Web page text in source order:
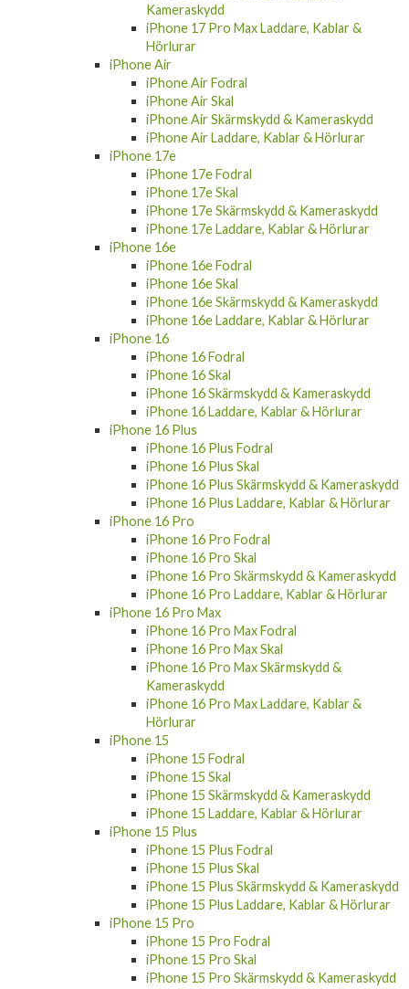
Kameraskydd
iPhone 17 Pro Max Laddare, Kablar &
Hörlurar
iPhone Air
iPhone Air Fodral
iPhone Air Skal
iPhone Air Skärmskydd & Kameraskydd
iPhone Air Laddare, Kablar & Hörlurar
iPhone 17e
iPhone 17e Fodral
iPhone 17e Skal
iPhone 17e Skärmskydd & Kameraskydd
iPhone 17e Laddare, Kablar & Hörlurar
iPhone 16e
iPhone 16e Fodral
iPhone 16e Skal
iPhone 16e Skärmskydd & Kameraskydd
iPhone 16e Laddare, Kablar & Hörlurar
iPhone 16
iPhone 16 Fodral
iPhone 16 Skal
iPhone 16 Skärmskydd & Kameraskydd
iPhone 16 Laddare, Kablar & Hörlurar
iPhone 16 Plus
iPhone 16 Plus Fodral
iPhone 16 Plus Skal
iPhone 16 Plus Skärmskydd & Kameraskydd
iPhone 16 Plus Laddare, Kablar & Hörlurar
iPhone 16 Pro
iPhone 16 Pro Fodral
iPhone 16 Pro Skal
iPhone 16 Pro Skärmskydd & Kameraskydd
iPhone 16 Pro Laddare, Kablar & Hörlurar
iPhone 16 Pro Max
iPhone 16 Pro Max Fodral
iPhone 16 Pro Max Skal
iPhone 16 Pro Max Skärmskydd &
Kameraskydd
iPhone 16 Pro Max Laddare, Kablar &
Hörlurar
iPhone 15
iPhone 15 Fodral
iPhone 15 Skal
iPhone 15 Skärmskydd & Kameraskydd
iPhone 15 Laddare, Kablar & Hörlurar
iPhone 15 Plus
iPhone 15 Plus Fodral
iPhone 15 Plus Skal
iPhone 15 Plus Skärmskydd & Kameraskydd
iPhone 15 Plus Laddare, Kablar & Hörlurar
iPhone 15 Pro
iPhone 15 Pro Fodral
iPhone 15 Pro Skal
iPhone 15 Pro Skärmskydd & Kameraskydd